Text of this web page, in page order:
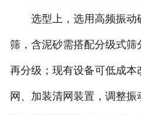
选型上，选用高频振动
筛，含泥砂需搭配分级式
再分级；现有设备可低成
网、加装清网装置，调整